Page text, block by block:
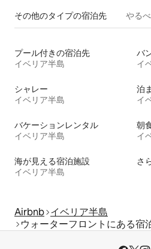
その他のタ⁠イ⁠プ⁠の宿⁠泊⁠先 やる
プール付きの宿泊先
イベリア半島
バ
イ
シャレー
イベリア半島
泊
イ
バケーションレンタル
イベリア半島
朝
イ
海が見える宿泊施設
イベリア半島
さ
Airbnb イベリア半島
ウォーターフロントにある宿